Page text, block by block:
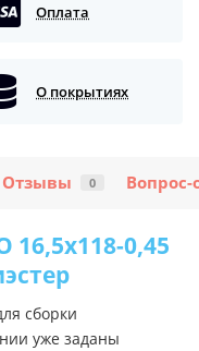
Оплата
О покрытиях
Отзывы 0 Вопрос-
16,5х118-0,45
сборки
уже заданы